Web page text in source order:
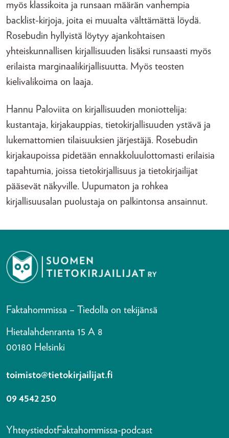
myös klassikoita ja runsaan määrän vanhempia
backlist-kirjoja, joita ei muualta välttämättä löydä.
Rosebudin hyllyistä löytyy ajankohtaisen
yhteiskunnallisen kirjallisuuden lisäksi runsaasti myös
erilaista marginaalikirjallisuutta. Myös teosten
kielivalikoima on laaja.
Hannu Paloviita on kirjallisuuden moniottelija:
kustantaja, kirjakauppias, tietokirjallisuuden ystävä ja
lukemattomien tilaisuuksien järjestäjä. Rosebudin
kirjakaupoissa pidetään ennakkoluulottomasti erilaisia
tapahtumia, joissa tietokirjallisuus ja tietokirjailijat
pääsevät näkyville. Uupumaton ja rohkea
kirjallisuusalan puolustaja on palkintonsa ansainnut.
Faktahommissa – Tiedolla on tekijänsä
Hietalahdenranta 15 A 8
00180 Helsinki
toimisto@tietokirjailijat.fi
09 4542 250
YhteystiedotFaktahommissa-podcast